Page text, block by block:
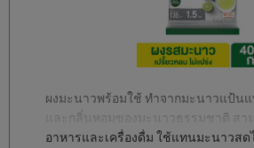
ผงมะนาวพร้อมใช้ ทำจากมะนาวแป้น
และกลิ่นหอมของมะนาวธรรมชาติ สา
อาหารและเครื่องดื่ม ใช้แทนมะนาวสด